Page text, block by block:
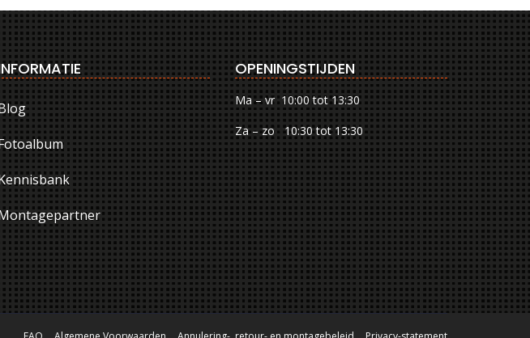
OPENINGSTIJDEN
Ma – vr 10:00 tot 13:30
Za – zo 10:30 tot 13:30